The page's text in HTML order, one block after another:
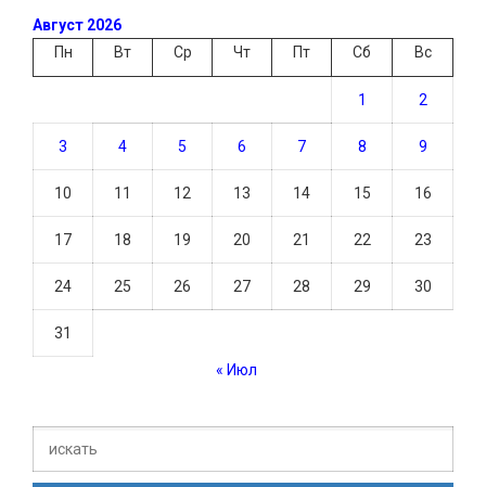
Август 2026
Пн
Вт Ср Чт Пт Сб Вс
1 2
3 4 5 6 7 8 9
10 11 12 13 14 15 16
17 18 19 20 21 22 23
24 25 26 27 28 29 30
31
« Июл